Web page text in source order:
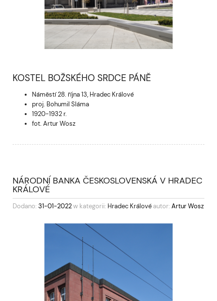
KOSTEL BOŽSKÉHO SRDCE PÁNĚ
Náměstí 28. října 13, Hradec Králové
proj. Bohumil Sláma
1920-1932 r.
fot. Artur Wosz
NÁRODNÍ BANKA ČESKOSLOVENSKÁ V HRADEC
KRÁLOVÉ
Dodano: 31-01-2022w kategorii: Hradec Králové autor: Artur Wosz